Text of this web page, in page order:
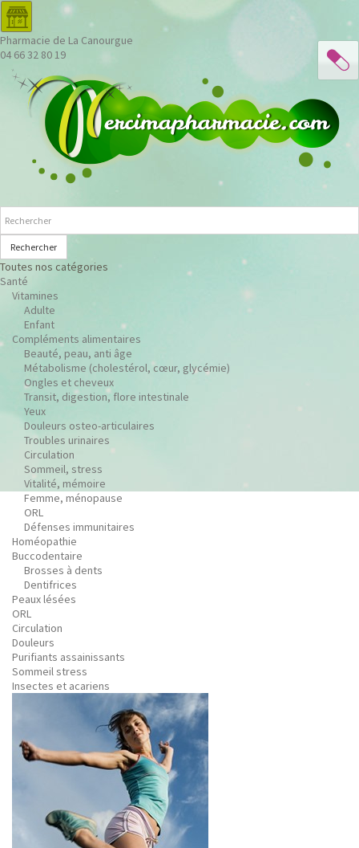
Pharmacie de La Canourgue
04 66 32 80 19
Rechercher
Toutes nos catégories
Santé
Vitamines
Adulte
Enfant
Compléments alimentaires
Beauté, peau, anti âge
Métabolisme (cholestérol, cœur, glycémie)
Ongles et cheveux
Transit, digestion, flore intestinale
Yeux
Douleurs osteo-articulaires
Troubles urinaires
Circulation
Sommeil, stress
Vitalité, mémoire
Femme, ménopause
ORL
Défenses immunitaires
Homéopathie
Buccodentaire
Brosses à dents
Dentifrices
Peaux lésées
ORL
Circulation
Douleurs
Purifiants assainissants
Sommeil stress
Insectes et acariens